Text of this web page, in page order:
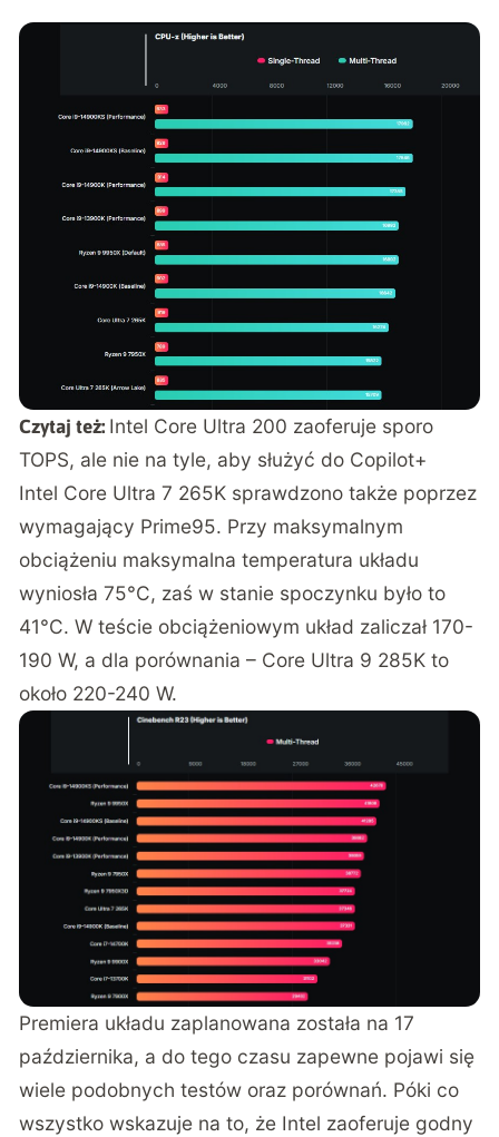
Czytaj też: Intel Core Ultra 200 zaoferuje sporo
TOPS, ale nie na tyle, aby służyć do Copilot+
Intel Core Ultra 7 265K sprawdzono także poprzez
wymagający Prime95. Przy maksymalnym
obciążeniu maksymalna temperatura układu
wyniosła 75°C, zaś w stanie spoczynku było to
41°C. W teście obciążeniowym układ zaliczał 170-
190 W, a dla porównania – Core Ultra 9 285K to
około 220-240 W.
Premiera układu zaplanowana została na 17
października, a do tego czasu zapewne pojawi się
wiele podobnych testów oraz porównań. Póki co
wszystko wskazuje na to, że Intel zaoferuje godny